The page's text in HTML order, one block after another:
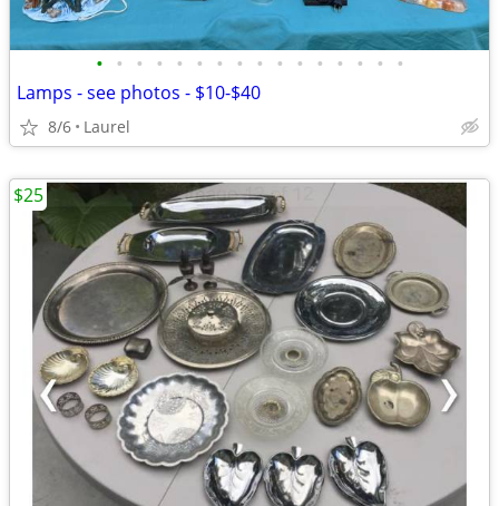
• • • • • • • • • • • • • • • •
Lamps - see photos - $10-$40
8/6 Laurel
$25